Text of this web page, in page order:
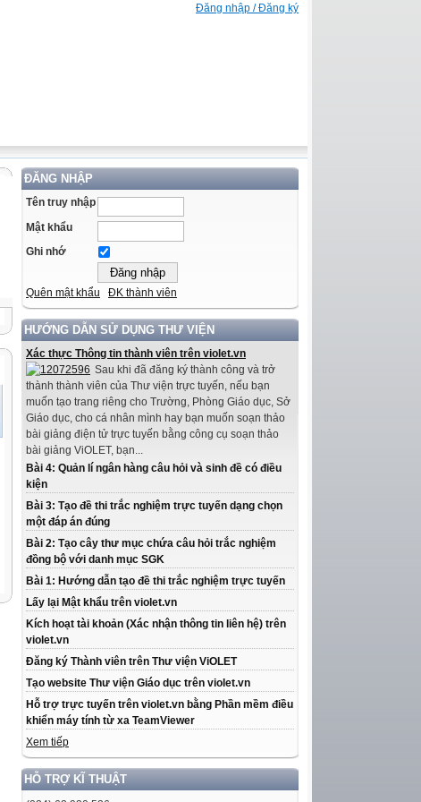
Đăng nhập / Đăng ký
ĐĂNG NHẬP
Tên truy nhập
Mật khẩu
Ghi nhớ
Quên mật khẩu ĐK thành viên
HƯỚNG DẪN SỬ DỤNG THƯ VIỆN
Xác thực Thông tin thành viên trên violet.vn
Sau khi đã đăng ký thành công và trở
thành thành viên của Thư viện trực tuyến, nếu bạn
muốn tạo trang riêng cho Trường, Phòng Giáo dục, Sở
Giáo dục, cho cá nhân mình hay bạn muốn soạn thảo
bài giảng điện tử trực tuyến bằng công cụ soạn thảo
bài giảng ViOLET, bạn...
Bài 4: Quản lí ngân hàng câu hỏi và sinh đề có điều
kiện
Bài 3: Tạo đề thi trắc nghiệm trực tuyến dạng chọn
một đáp án đúng
Bài 2: Tạo cây thư mục chứa câu hỏi trắc nghiệm
đồng bộ với danh mục SGK
Bài 1: Hướng dẫn tạo đề thi trắc nghiệm trực tuyến
Lấy lại Mật khẩu trên violet.vn
Kích hoạt tài khoản (Xác nhận thông tin liên hệ) trên
violet.vn
Đăng ký Thành viên trên Thư viện ViOLET
Tạo website Thư viện Giáo dục trên violet.vn
Hỗ trợ trực tuyến trên violet.vn bằng Phần mềm điều
khiển máy tính từ xa TeamViewer
Xem tiếp
HỖ TRỢ KĨ THUẬT